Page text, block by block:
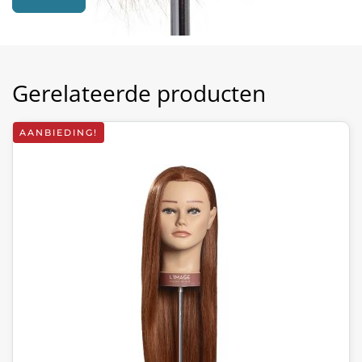
Gerelateerde producten
AANBIEDING!